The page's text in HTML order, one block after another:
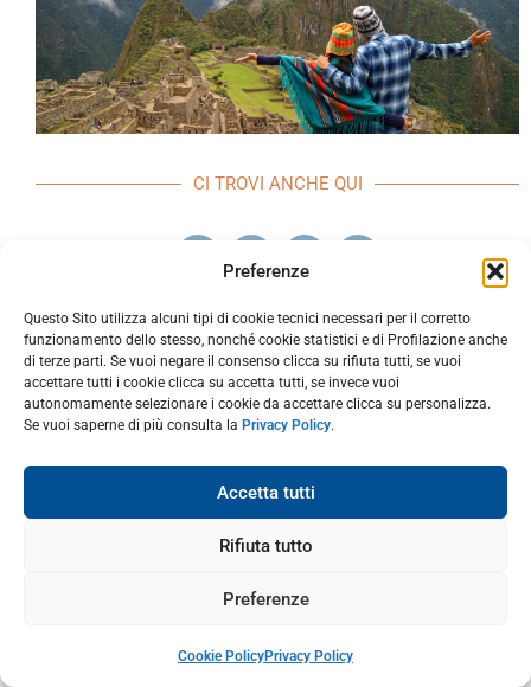
Preferenze
Questo Sito utilizza alcuni tipi di cookie tecnici necessari per il corretto
funzionamento dello stesso, nonché cookie statistici e di Profilazione anche
di terze parti. Se vuoi negare il consenso clicca su rifiuta tutti, se vuoi
accettare tutti i cookie clicca su accetta tutti, se invece vuoi
autonomamente selezionare i cookie da accettare clicca su personalizza.
Se vuoi saperne di più consulta la Privacy Policy.
Accetta tutti
Rifiuta tutto
Preferenze
Cookie PolicyPrivacy Policy
CI TROVI ANCHE QUI
SEGUICI SU INSTAGRAM